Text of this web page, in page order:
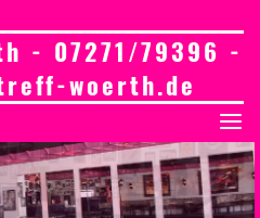
- 07271/79396 -
woerth.de